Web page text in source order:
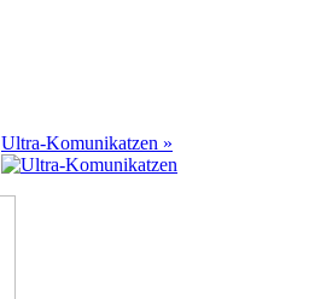
Ultra-Komunikatzen »